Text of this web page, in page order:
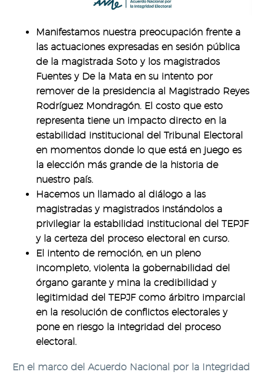
Manifestamos nuestra preocupación frente a
las actuaciones expresadas en sesión pública
de la magistrada Soto y los magistrados
Fuentes y De la Mata en su intento por
remover de la presidencia al Magistrado Reyes
Rodríguez Mondragón. El costo que esto
representa tiene un impacto directo en la
estabilidad institucional del Tribunal Electoral
en momentos donde lo que está en juego es
la elección más grande de la historia de
nuestro país.
Hacemos un llamado al diálogo a las
magistradas y magistrados instándolos a
privilegiar la estabilidad institucional del TEPJF
y la certeza del proceso electoral en curso.
El intento de remoción, en un pleno
incompleto, violenta la gobernabilidad del
órgano garante y mina la credibilidad y
legitimidad del TEPJF como árbitro imparcial
en la resolución de conflictos electorales y
pone en riesgo la integridad del proceso
electoral.
En el marco del Acuerdo Nacional por la Integridad